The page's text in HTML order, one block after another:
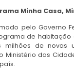
Minha Casa,
pelo Governo
de habitação
milhões de novas
Ministério das